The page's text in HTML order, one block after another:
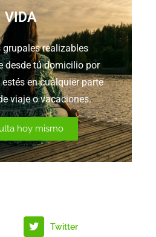
VIDA
realizables
desde tú domicilio por
en cualquier parte
viaje o vacaciones.
hoy mismo
Twitter